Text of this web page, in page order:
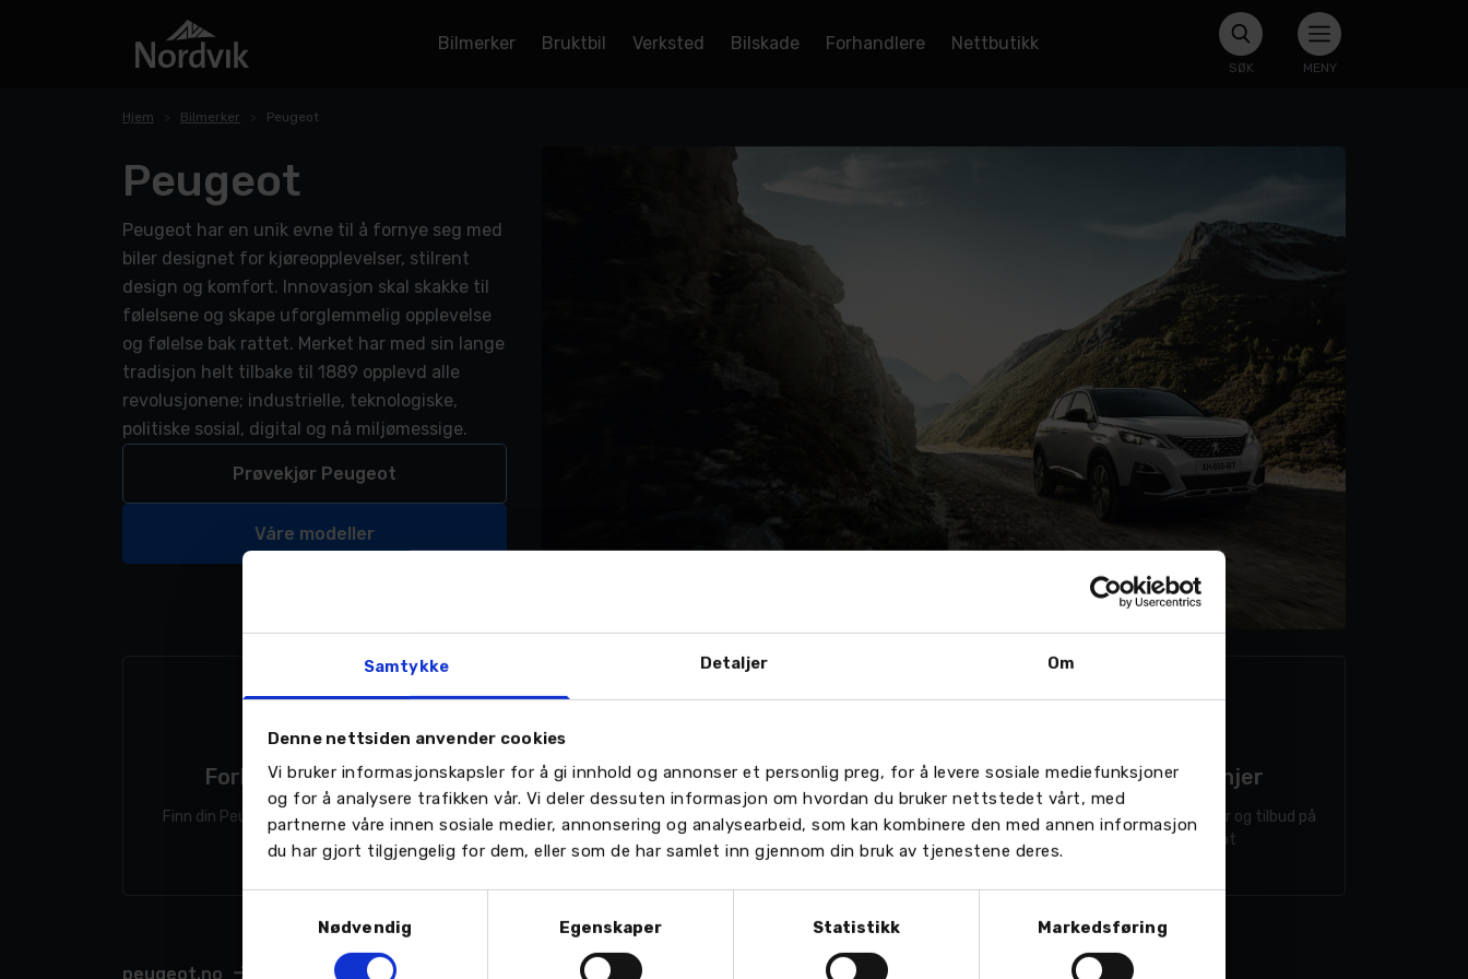
Samtykke Detaljer Om
Denne nettsiden anvender cookies
Vi bruker informasjonskapsler for å gi innhold og annonser et personlig preg, for å levere sosiale mediefunksjoner
og for å analysere trafikken vår. Vi deler dessuten informasjon om hvordan du bruker nettstedet vårt, med
partnerne våre innen sosiale medier, annonsering og analysearbeid, som kan kombinere den med annen informasjon
du har gjort tilgjengelig for dem, eller som de har samlet inn gjennom din bruk av tjenestene deres.
Nødvendig
Egenskaper Statistikk Markedsføring
Bilmerker Bruktbil Verksted Bilskade Forhandlere Nettbutikk
SØK MENY
Hjem Bilmerker Peugeot
Peugeot
Peugeot har en unik evne til å fornye seg med
biler designet for kjøreopplevelser, stilrent
design og komfort. Innovasjon skal skakke til
følelsene og skape uforglemmelig opplevelse
og følelse bak rattet. Merket har med sin lange
tradisjon helt tilbake til 1889 opplevd alle
revolusjonene; industrielle, teknologiske,
politiske sosial, digital og nå miljømessige.
Prøvekjør Peugeot
Våre modeller
Forhandler
Finn din Peugeot-forhandler
Bruktbil
Finn din Peugeot-bruktbil
Verksted
Bestill verkstedtime
Kampanjer
Aktuelle kampanjer og tilbud på
Peugeot
peugeot.no